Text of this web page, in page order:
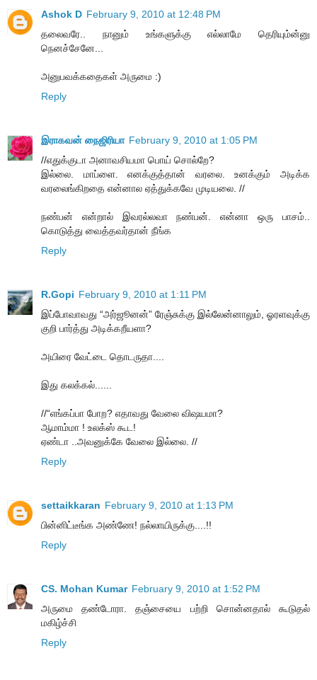
Ashok D February 9, 2010 at 12:48 PM
தலைவரே.. நானும் உங்களுக்கு எல்லாமே தெரியும்ன்னு
நெனச்சேனே...
அனுபவக்கதைகள் அருமை :)
Reply
இராகவன் நைஜிரியா February 9, 2010 at 1:05 PM
//எதுக்குடா அனாவசியமா பொய் சொல்றே?
இல்லை. மாப்ளை. எனக்குத்தான் வரலை. உனக்கும் அடிக்க
வரலைங்கிறதை என்னால ஏத்துக்கவே முடியலை. //
நண்பன் என்றால் இவரல்லவா நண்பன். என்னா ஒரு பாசம்..
கொடுத்து வைத்தவர்தான் நீங்க
Reply
R.Gopi February 9, 2010 at 1:11 PM
இப்போவாவது “அர்ஜூனன்” ரேஞ்சுக்கு இல்லேன்னாலும், ஓரளவுக்கு
குறி பார்த்து அடிக்கறீயளா?
அயிரை வேட்டை தொடருதா....
இது கலக்கல்......
//“எங்கப்பா போற? எதாவது வேலை விஷயமா?
ஆமாம்மா ! உலக்ஸ் கூட!
ஏண்டா ..அவனுக்கே வேலை இல்லை. //
Reply
settaikkaran February 9, 2010 at 1:13 PM
பின்னிட்டீங்க அண்ணே! நல்லாயிருக்கு....!!
Reply
CS. Mohan Kumar February 9, 2010 at 1:52 PM
அருமை தண்டோரா. தஞ்சையை பற்றி சொன்னதால் கூடுதல்
மகிழ்ச்சி
Reply